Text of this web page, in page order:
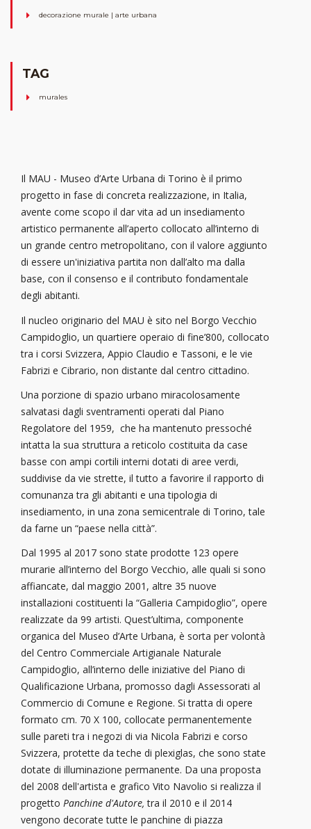
decorazione murale | arte urbana
TAG
murales
Il MAU - Museo d’Arte Urbana di Torino è il primo
progetto in fase di concreta realizzazione, in Italia,
avente come scopo il dar vita ad un insediamento
artistico permanente all’aperto collocato all’interno di
un grande centro metropolitano, con il valore aggiunto
di essere un'iniziativa partita non dall’alto ma dalla
base, con il consenso e il contributo fondamentale
degli abitanti.
Il nucleo originario del MAU è sito nel Borgo Vecchio
Campidoglio, un quartiere operaio di fine’800, collocato
tra i corsi Svizzera, Appio Claudio e Tassoni, e le vie
Fabrizi e Cibrario, non distante dal centro cittadino.
Una porzione di spazio urbano miracolosamente
salvatasi dagli sventramenti operati dal Piano
Regolatore del 1959, che ha mantenuto pressoché
intatta la sua struttura a reticolo costituita da case
basse con ampi cortili interni dotati di aree verdi,
suddivise da vie strette, il tutto a favorire il rapporto di
comunanza tra gli abitanti e una tipologia di
insediamento, in una zona semicentrale di Torino, tale
da farne un “paese nella città”.
Dal 1995 al 2017 sono state prodotte 123 opere
murarie all’interno del Borgo Vecchio, alle quali si sono
affiancate, dal maggio 2001, altre 35 nuove
installazioni costituenti la “Galleria Campidoglio”, opere
realizzate da 99 artisti. Quest’ultima, componente
organica del Museo d’Arte Urbana, è sorta per volontà
del Centro Commerciale Artigianale Naturale
Campidoglio, all’interno delle iniziative del Piano di
Qualificazione Urbana, promosso dagli Assessorati al
Commercio di Comune e Regione. Si tratta di opere
formato cm. 70 X 100, collocate permanentemente
sulle pareti tra i negozi di via Nicola Fabrizi e corso
Svizzera, protette da teche di plexiglas, che sono state
dotate di illuminazione permanente. Da una proposta
del 2008 dell'artista e grafico Vito Navolio si realizza il
progetto Panchine d'Autore, tra il 2010 e il 2014
vengono decorate tutte le panchine di piazza